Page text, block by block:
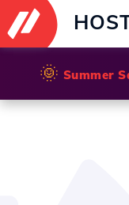
🌞 Summer